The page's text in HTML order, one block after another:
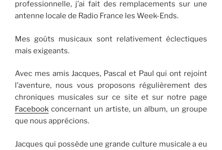
professionnelle, j’ai fait des remplacements sur une
antenne locale de Radio France les Week-Ends.
Mes goûts musicaux sont relativement éclectiques
mais exigeants.
Avec mes amis Jacques, Pascal et Paul qui ont rejoint
l’aventure, nous vous proposons régulièrement des
chroniques musicales sur ce site et sur notre page
Facebook concernant un artiste, un album, un groupe
que nous apprécions.
Jacques qui possède une grande culture musicale a eu